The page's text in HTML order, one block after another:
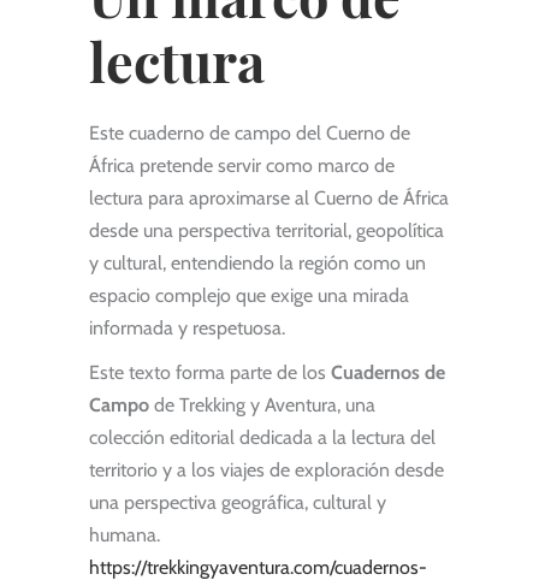
lectura
Este cuaderno de campo del Cuerno de
África pretende servir como marco de
lectura para aproximarse al Cuerno de África
desde una perspectiva territorial, geopolítica
y cultural, entendiendo la región como un
espacio complejo que exige una mirada
informada y respetuosa.
Este texto forma parte de los Cuadernos de
Campo de Trekking y Aventura, una
colección editorial dedicada a la lectura del
territorio y a los viajes de exploración desde
una perspectiva geográfica, cultural y
humana.
https://trekkingyaventura.com/cuadernos-